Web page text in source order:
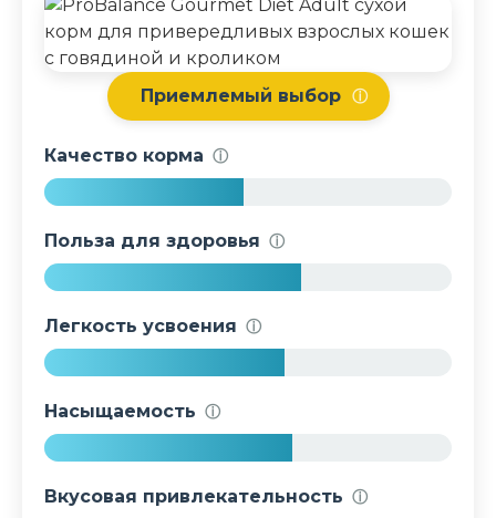
Приемлемый выбор ⓘ
Качество корма ⓘ
Польза для здоровья ⓘ
Легкость усвоения ⓘ
Насыщаемость ⓘ
Вкусовая привлекательность ⓘ